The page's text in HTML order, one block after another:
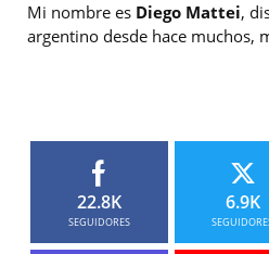
Mi nombre es Diego Mattei,
argentino desde hace muchos,
22.8K
SEGUIDORES
6.9K